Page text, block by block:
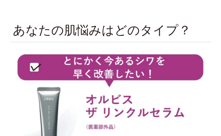
あなたの肌悩みはどのタイプ？